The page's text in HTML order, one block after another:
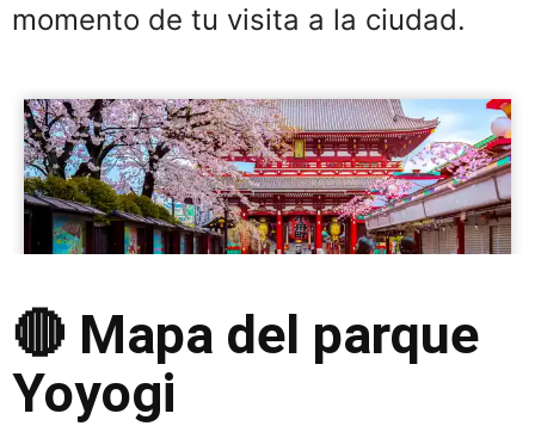
momento de tu visita a la ciudad.
🔴 Mapa del parque
Yoyogi